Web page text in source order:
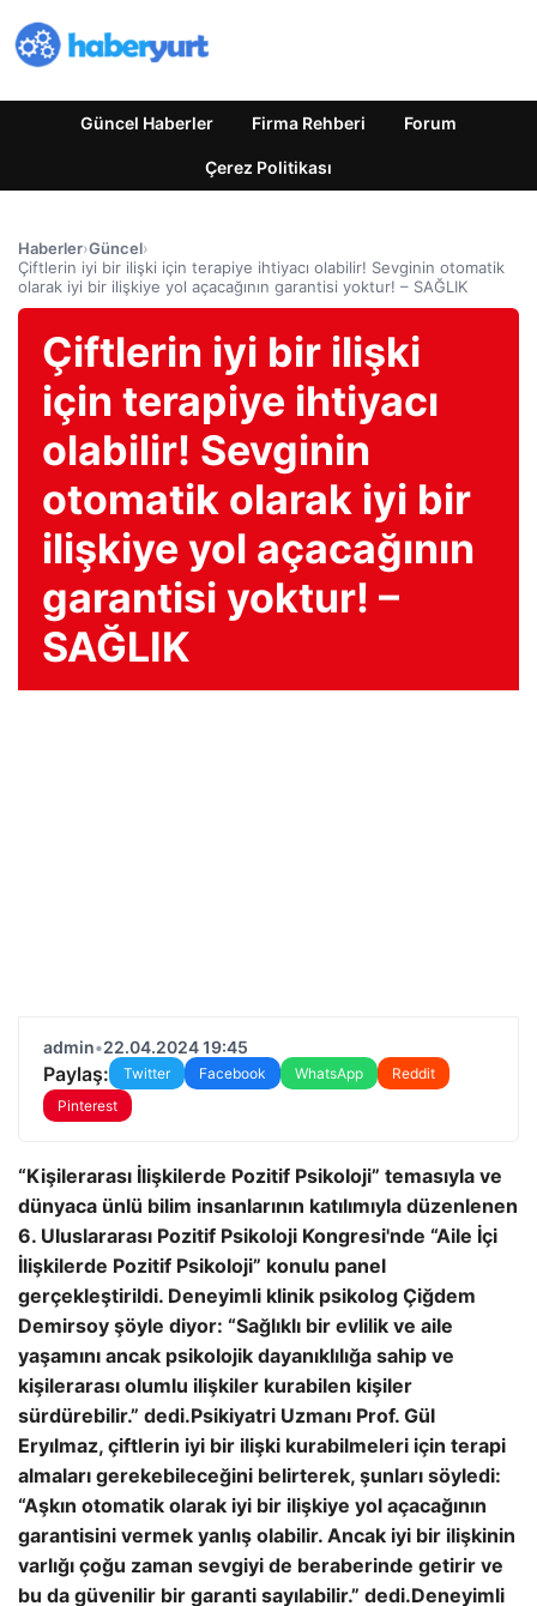
Güncel Haberler Firma Rehberi Forum
Çerez Politikası
Haberler›Güncel›
Çiftlerin iyi bir ilişki için terapiye ihtiyacı olabilir! Sevginin otomatik
olarak iyi bir ilişkiye yol açacağının garantisi yoktur! – SAĞLIK
Çiftlerin iyi bir ilişki
için terapiye ihtiyacı
olabilir! Sevginin
otomatik olarak iyi bir
ilişkiye yol açacağının
garantisi yoktur! –
SAĞLIK
admin•22.04.2024 19:45
Paylaş: Twitter Facebook WhatsApp
Reddit
Pinterest
“Kişilerarası İlişkilerde Pozitif Psikoloji” temasıyla ve
dünyaca ünlü bilim insanlarının katılımıyla düzenlenen
6. Uluslararası Pozitif Psikoloji Kongresi'nde “Aile İçi
İlişkilerde Pozitif Psikoloji” konulu panel
gerçekleştirildi. Deneyimli klinik psikolog Çiğdem
Demirsoy şöyle diyor: “Sağlıklı bir evlilik ve aile
yaşamını ancak psikolojik dayanıklılığa sahip ve
kişilerarası olumlu ilişkiler kurabilen kişiler
sürdürebilir.” dedi.Psikiyatri Uzmanı Prof. Gül
Eryılmaz, çiftlerin iyi bir ilişki kurabilmeleri için terapi
almaları gerekebileceğini belirterek, şunları söyledi:
“Aşkın otomatik olarak iyi bir ilişkiye yol açacağının
garantisini vermek yanlış olabilir. Ancak iyi bir ilişkinin
varlığı çoğu zaman sevgiyi de beraberinde getirir ve
bu da güvenilir bir garanti sayılabilir.” dedi.Deneyimli